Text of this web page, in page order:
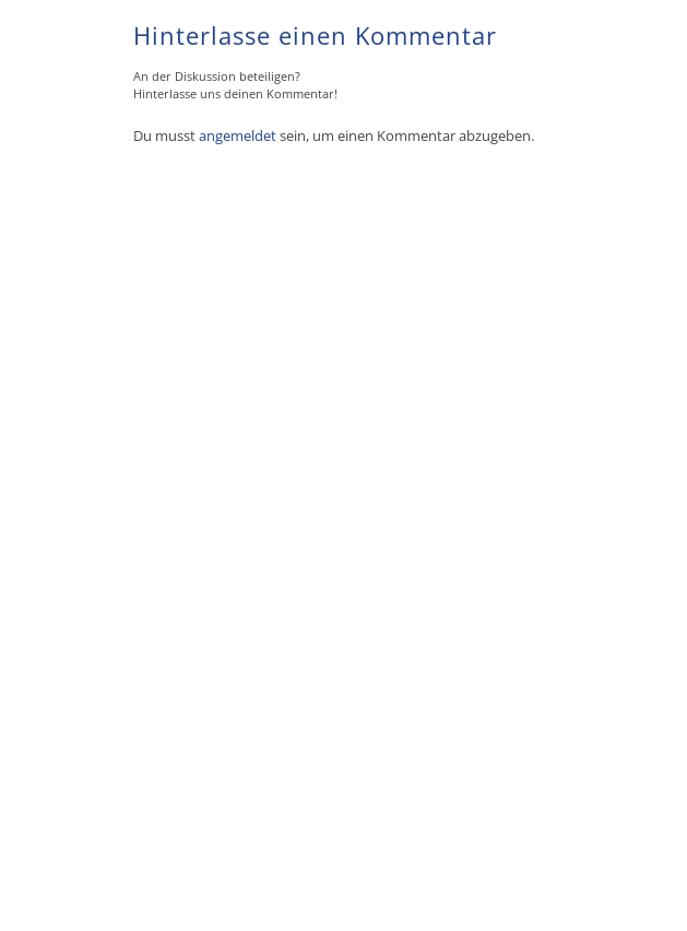
Hinterlasse einen Kommentar
An der Diskussion beteiligen?
Hinterlasse uns deinen Kommentar!
Du musstangemeldetsein, um einen Kommentar abzugeben.